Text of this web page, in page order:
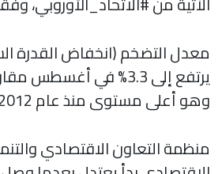
معدل التضخم (انخفاض القدرة
وهو أعلى مستوى منذ عام 2012 وفقاً لوكالة DPA.
منظمة التعاون الاقتصادي